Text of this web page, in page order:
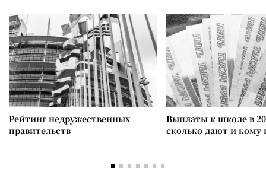
Рейтинг недружественных
правительств
Выплаты к школе в
сколько дают и